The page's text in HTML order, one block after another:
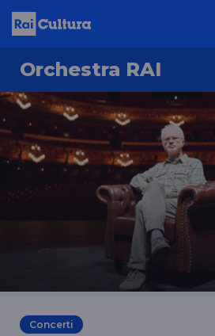
Orchestra RAI
Concerti